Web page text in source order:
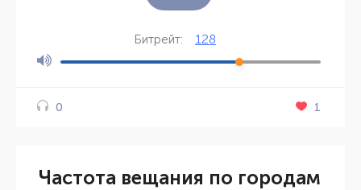
Битрейт: 128
0 1
Частота вещания по городам